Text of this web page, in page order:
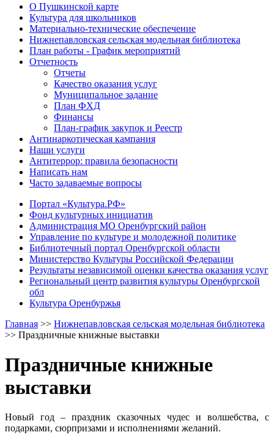
О Пушкинской карте
Культура для школьников
Материально-технические обеспечение
Нижнепавловская сельская модельная библиотека
План работы - График мероприятий
Отчетность
Отчеты
Качество оказания услуг
Муниципальное задание
План ФХД
Финансы
План-график закупок и Реестр
Антинаркотическая кампания
Наши услуги
Антитеррор: правила безопасности
Написать нам
Часто задаваемые вопросы
Портал «Культура.РФ»
Фонд культурных инициатив
Администрация МО Оренбургский район
Управление по культуре и молодежной политике
Библиотечный портал Оренбургской области
Министерство Культуры Российской Федерации
Результаты независимой оценки качества оказания услуг
Региональный центр развития культуры Оренбургской
обл
Культура Оренбуржья
Главная >> Нижнепавловская сельская модельная библиотека
>> Праздничные книжные выставки
Праздничные книжные
выставки
Новый год – праздник сказочных чудес и волшебства, с
подарками, сюрпризами и исполнениями желаний.